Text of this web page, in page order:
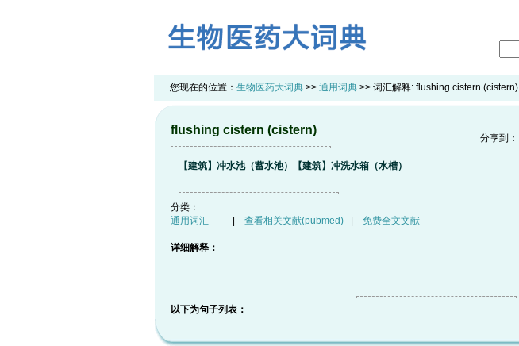
您现在的位置： 生物医药大词典 >> 通用词典 >> 词汇解释: flushing cistern (cistern)
flushing cistern (cistern)
分享到：
【建筑】冲水池（蓄水池）【建筑】冲洗水箱（水槽）
分类：
通用词汇
查看相关文献(pubmed) 免费全文文献
详细解释：
以下为句子列表：